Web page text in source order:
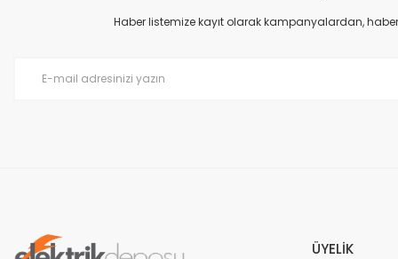
Haber listemize kayıt olarak kampanyalardan,
ÜYELİK